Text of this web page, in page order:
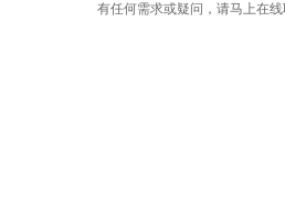
有任何需求或疑问，请马上在